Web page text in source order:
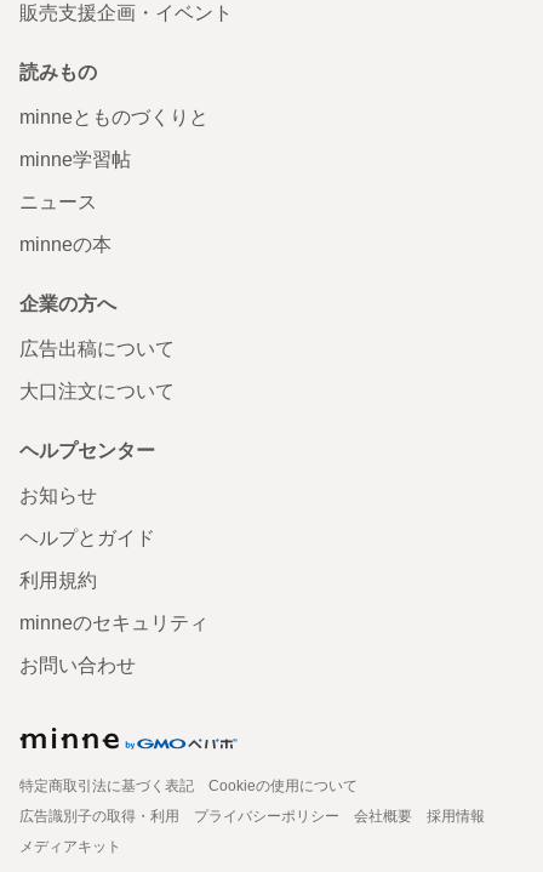
販売支援企画・イベント
読みもの
minneとものづくりと
minne学習帖
ニュース
minneの本
企業の方へ
広告出稿について
大口注文について
ヘルプセンター
お知らせ
ヘルプとガイド
利用規約
minneのセキュリティ
お問い合わせ
特定商取引法に基づく表記
Cookieの使用について
広告識別子の取得・利用
プライバシーポリシー 会社概要
採用情報
メディアキット